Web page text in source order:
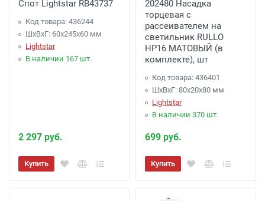
Спот Lightstar RB43737
Код товара: 436244
ШхВхГ: 60x245x60 мм
Lightstar
В наличии 167 шт.
2 297 руб.
Купить
202480 Насадка
торцевая с
рассеивателем на
светильник RULLO
HP16 МАТОВЫЙ (в
комплекте), шт
Код товара: 436401
ШхВхГ: 80x20x80 мм
Lightstar
В наличии 370 шт.
699 руб.
Купить